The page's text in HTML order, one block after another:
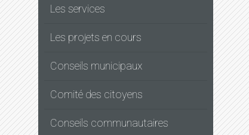
Les services
Les projets en cours
Conseils municipaux
Comité des citoyens
Conseils communautaires